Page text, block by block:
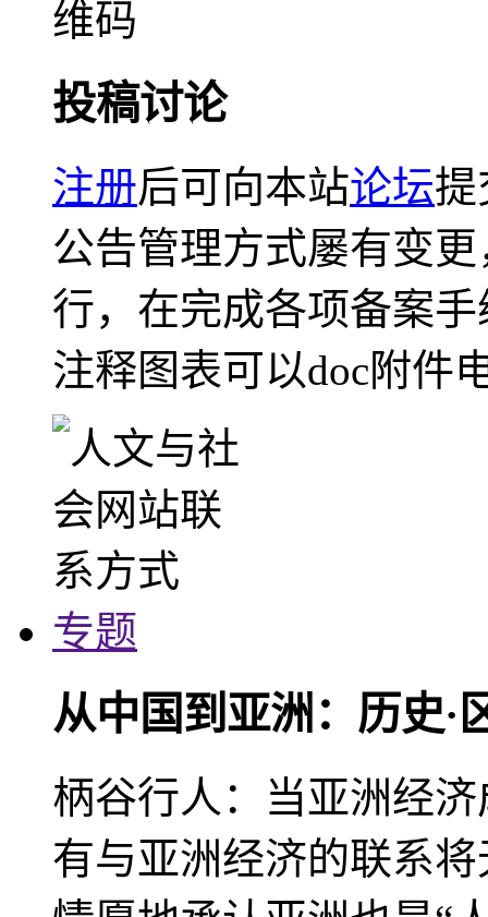
投稿讨论
注册后可向本站论坛提
公告管理方式屡有变
行，在完成各项备案
注释图表可以doc附件
专题
从中国到亚洲：历史·
柄谷行人：当亚洲经
有与亚洲经济的联系